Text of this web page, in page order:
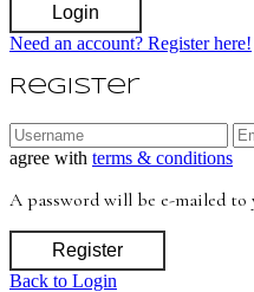
Login
Need an account? Register here!
Register
agree with terms & conditions
A password will be e-mailed to
Register
Back to Login